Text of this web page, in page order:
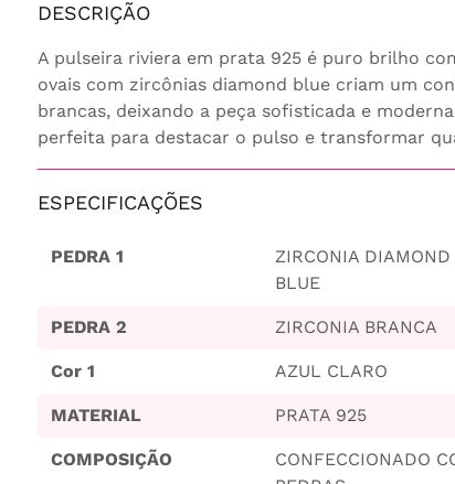
DESCRIÇÃO
A pulseira riviera em prata 925 é puro brilho
ovais com zircônias diamond blue criam um
brancas, deixando a peça sofisticada e
perfeita para destacar o pulso e transformar
ESPECIFICAÇÕES
PEDRA 1
ZIRCONIA DIAMOND
BLUE
PEDRA 2 ZIRCONIA BRANCA
Cor 1 AZUL CLARO
MATERIAL PRATA 925
COMPOSIÇÃO
CONFECCIONADO